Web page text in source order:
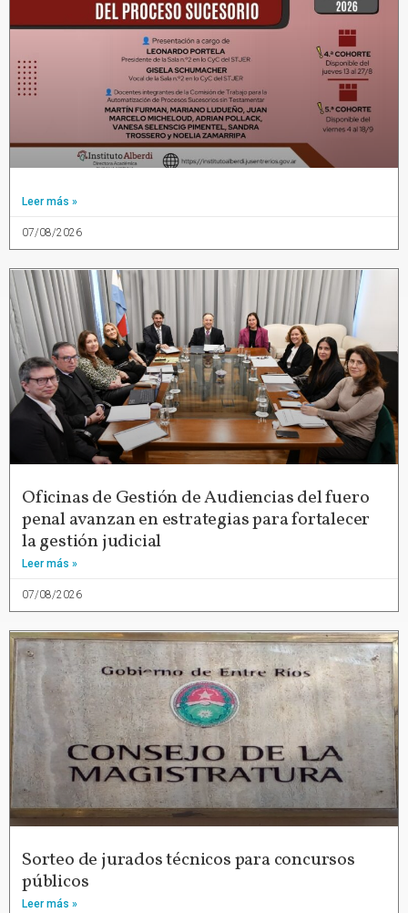
Leer más »
07/08/2026
Oficinas de Gestión de Audiencias del fuero
penal avanzan en estrategias para fortalecer
la gestión judicial
Leer más »
07/08/2026
Sorteo de jurados técnicos para concursos
públicos
Leer más »